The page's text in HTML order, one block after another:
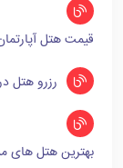
قیمت هتل
رزرو هتل در
بهترین هتل های مشهد